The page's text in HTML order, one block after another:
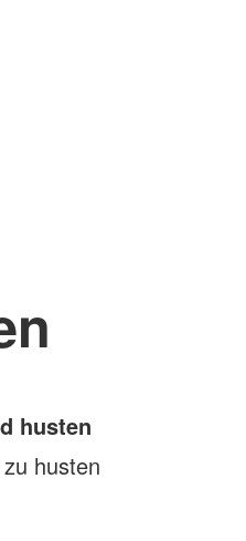
husten
husten